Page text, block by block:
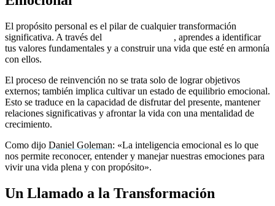
El propósito personal es el pilar de cualquier transformación
significativa. A través del
, aprendes a identificar
tus valores fundamentales y a construir una vida que esté en armonía
con ellos.
El proceso de reinvención no se trata solo de lograr objetivos
externos; también implica cultivar un estado de equilibrio emocional.
Esto se traduce en la capacidad de disfrutar del presente, mantener
relaciones significativas y afrontar la vida con una mentalidad de
crecimiento.
Como dijo Daniel Goleman: «La inteligencia emocional es lo que
nos permite reconocer, entender y manejar nuestras emociones para
vivir una vida plena y con propósito».
Un Llamado a la Transformación